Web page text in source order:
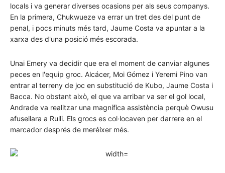
locals i va generar diverses ocasions per als seus companys.
En la primera, Chukwueze va errar un tret des del punt de
penal, i pocs minuts més tard, Jaume Costa va apuntar a la
xarxa des d'una posició més escorada.
Unai Emery va decidir que era el moment de canviar algunes
peces en l'equip groc. Alcácer, Moi Gómez i Yeremi Pino van
entrar al terreny de joc en substitució de Kubo, Jaume Costa i
Bacca. No obstant això, el que va arribar va ser el gol local,
Andrade va realitzar una magnífica assistència perquè Owusu
afusellara a Rulli. Els grocs es col·locaven per darrere en el
marcador després de meréixer més.